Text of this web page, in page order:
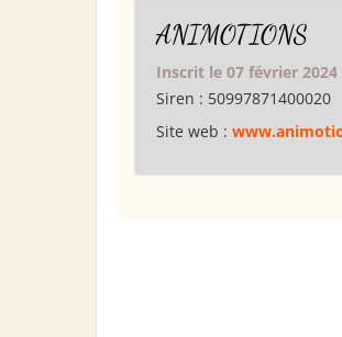
ANIMOTIONS
Inscrit le 07 février 2024
Siren : 50997871400020
Site web :